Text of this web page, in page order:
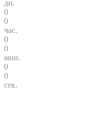
дн.
0
0
час.
0
0
мин.
0
0
сек.